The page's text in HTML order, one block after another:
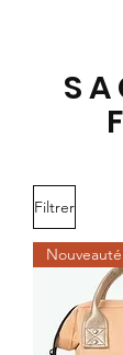
Filtrer
Nouveauté